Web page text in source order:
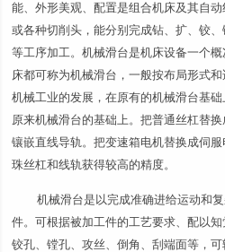
能、外形美观、配置是组合机床及其自
或各种切削头，能分别完成钻、扩、铰
等工序加工。机械滑台是机床设备一个
床都可称为机械滑台，一般按布局形式
机械工业的发展，在原有的机械滑台基
原来机械滑台的基础上。把普通丝杠替
镶嵌直线导轨。把变速箱电机替换成伺
珠丝杠和线轨获得较高的精度。
机械滑台是以完成准确进给运动和
件。可根据被加工件的工艺要求、配以知
铰孔、镗孔、攻丝、倒角、刮端面等，